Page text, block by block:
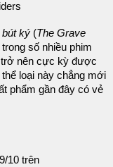
ký (The Grave
trong số nhiều phim
trở nên cực kỳ được
loại này chẳng mới
phẩm gần đây có vẻ
10 trên